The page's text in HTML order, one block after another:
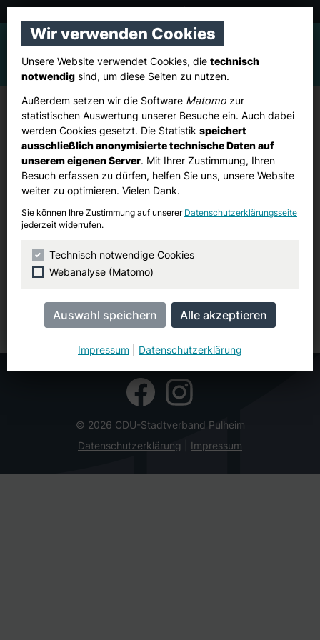
CDU Pulheim
Ortsverband Pulheim: Canvassing
"Endspurt I" mit Landrat Frank Rock
Samstag, 06. September 2025
10:00 Uhr–13:00 Uhr
Venloer Straße 112
Pulheim
© 2026 CDU-Stadtverband Pulheim
Datenschutzerklärung
Impressum
Wir verwenden Cookies
Unsere Website verwendet Cookies, die technisch
notwendig sind, um diese Seiten zu nutzen.
Außerdem setzen wir die Software Matomo zur
statistischen Auswertung unserer Besuche ein. Auch dabei
werden Cookies gesetzt. Die Statistik speichert
ausschließlich anonymisierte technische Daten auf
unserem eigenen Server. Mit Ihrer Zustimmung, Ihren
Besuch erfassen zu dürfen, helfen Sie uns, unsere Website
weiter zu optimieren. Vielen Dank.
Sie können Ihre Zustimmung auf unserer Datenschutzerklärungsseite
jederzeit widerrufen.
Technisch notwendige Cookies
Webanalyse (Matomo)
Impressum Datenschutzerklärung